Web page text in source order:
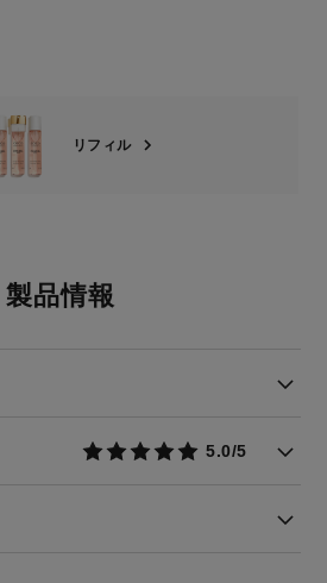
リフィル
製品情報
5.0/5